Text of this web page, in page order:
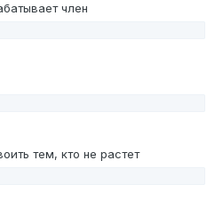
член
тем, кто не растет